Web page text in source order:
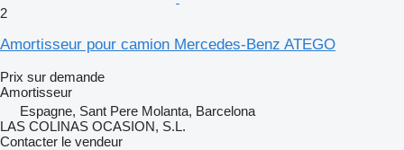
2
Amortisseur pour camion Mercedes-Benz ATEGO
Prix sur demande
Amortisseur
Espagne, Sant Pere Molanta, Barcelona
LAS COLINAS OCASION, S.L.
Contacter le vendeur